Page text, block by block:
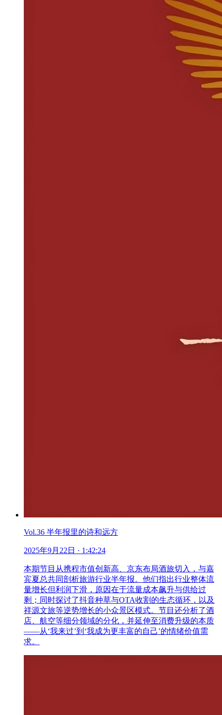
Vol.36 半年报里的诗和远方
2025年9月22日 · 1:42:24
本期节目从携程市值创新高、京东布局酒旅切入，与嘉
宾夏总共同剖析旅游行业半年报。他们指出行业整体流
量增长但利润下滑，原因在于流量成本飙升与供给过
剩；同时探讨了抖音种草与OTA收割的生态循环，以及
祥源文旅等逆势增长的小众景区模式。节目还分析了酒
店、航空等细分领域的分化，并延伸至消费升级的本质
——从‘我来过’到‘我成为更丰富的自己’的情绪价值需
求。